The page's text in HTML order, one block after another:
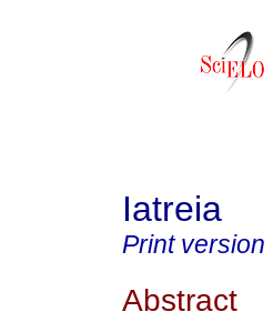
Iatreia
Print version
Abstract